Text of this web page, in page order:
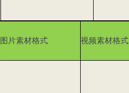
图片素材格式 视频素材格式